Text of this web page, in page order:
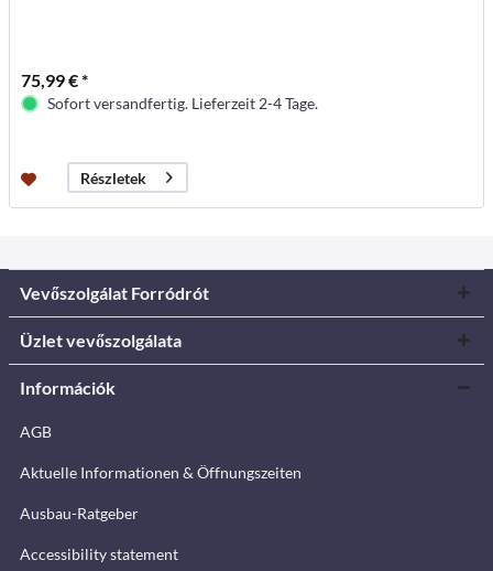
75,99 € *
Sofort versandfertig. Lieferzeit 2-4 Tage.
Részletek
Vevőszolgálat Forródrót
Üzlet vevőszolgálata
Információk
AGB
Aktuelle Informationen & Öffnungszeiten
Ausbau-Ratgeber
Accessibility statement